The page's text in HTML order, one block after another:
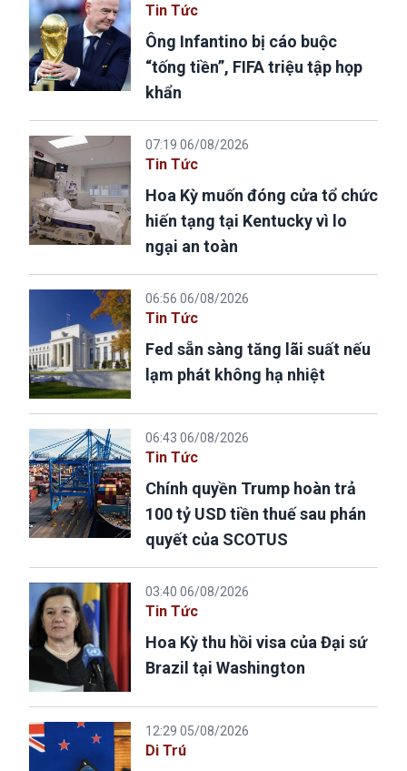
Tin Tức
Ông Infantino bị cáo buộc
“tống tiền”, FIFA triệu tập họp
khẩn
07:19 06/08/2026
Tin Tức
Hoa Kỳ muốn đóng cửa tổ chức
hiến tạng tại Kentucky vì lo
ngại an toàn
06:56 06/08/2026
Tin Tức
Fed sẵn sàng tăng lãi suất nếu
lạm phát không hạ nhiệt
06:43 06/08/2026
Tin Tức
Chính quyền Trump hoàn trả
100 tỷ USD tiền thuế sau phán
quyết của SCOTUS
03:40 06/08/2026
Tin Tức
Hoa Kỳ thu hồi visa của Đại sứ
Brazil tại Washington
12:29 05/08/2026
Di Trú